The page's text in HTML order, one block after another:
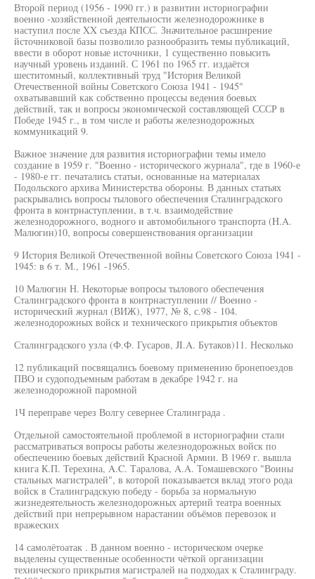
Второй период (1956 - 1990 гг.) в развитии историографии
военно -хозяйственной деятельности железнодорожнике в
наступил после XX съезда КПСС. Значительное расширение
йсточниковой базы позволило разнообразить темы публикаций,
ввести в оборот новые источники, 1 существенно повысить
научный уровень изданий. С 1961 по 1965 гг. издаётся
шеститомный, коллективный труд "История Великой
Отечественной войны Советского Союза 1941 - 1945"
охватывавший как собственно процессы ведения боевых
действий, так и вопросы экономической составляющей СССР в
Победе 1945 г., в том числе и работы железнодорожных
коммуникаций 9.
Важное значение для развития историографии темы имело
создание в 1959 г. "Военно - исторического журнала", где в 1960-е
- 1980-е гг. печатались статьи, основанные на материалах
Подольского архива Министерства обороны. В данных статьях
раскрывались вопросы тылового обеспечения Сталинградского
фронта в контрнаступлении, в т.ч. взаимодействие
железнодорожного, водного и автомобильного транспорта (H.A.
Малюгин)10, вопросы совершенствования организации
9 История Великой Отечественной войны Советского Союза 1941 -
1945: в 6 т. М., 1961 -1965.
10 Малюгин Н. Некоторые вопросы тылового обеспечения
Сталинградского фронта в контрнаступлении // Военно -
исторический журнал (ВИЖ), 1977, № 8, с.98 - 104.
железнодорожных войск и технического прикрытия объектов
Сталинградского узла (Ф.Ф. Гусаров, JI.A. Бутаков)11. Несколько
12 публикаций посвящались боевому применению бронепоездов
ПВО и судоподъемным работам в декабре 1942 г. на
железнодорожной паромной
1Ч переправе через Волгу севернее Сталинграда .
Отдельной самостоятельной проблемой в историографии стали
рассматриваться вопросы работы железнодорожных войск по
обеспечению боевых действий Красной Армии. В 1969 г. вышла
книга К.П. Терехина, A.C. Таралова, A.A. Томашевского "Воины
стальных магистралей", в которой показывается вклад этого рода
войск в Сталинградскую победу - борьба за нормальную
жизнедеятельность железнодорожных артерий театра военных
действий при непрерывном нарастании объёмов перевозок и
вражеских
14 самолётоатак . В данном военно - историческом очерке
выделены существенные особенности чёткой организации
технического прикрытия магистралей на подходах к Сталинграду.